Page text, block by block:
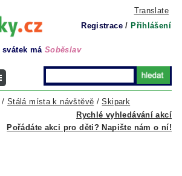
Translate
Registrace / Přihlášení
svátek má Soběslav
Rychlé vyhledávání akcí
/ Stálá místa k návštěvě /Skipark
Pořádáte akci pro děti? Napište nám o ní!